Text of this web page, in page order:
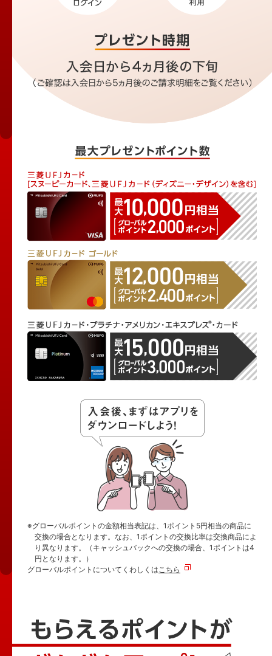
※グローバルポイントの金額相当表記は、1ポイント5円相当の商品に
交換の場合となります。なお、1ポイントの交換比率は交換商品によ
り異なります。（キャッシュバックへの交換の場合、1ポイントは4
円となります。）
グローバルポイントについてくわしくはこちら